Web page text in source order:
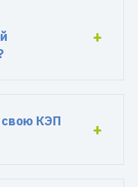
КЭП